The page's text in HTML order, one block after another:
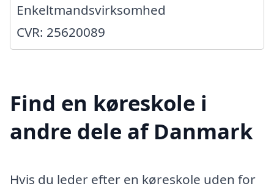
Enkeltmandsvirksomhed
CVR: 25620089
Find en køreskole i
andre dele af Danmark
Hvis du leder efter en køreskole uden for